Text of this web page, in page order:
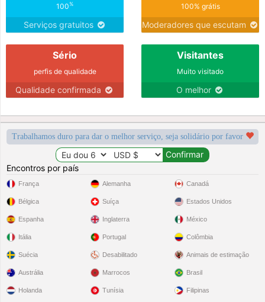
100%
Serviços gratuitos
100% grátis
Moderadores que escutam
Sério
perfis de qualidade
Qualidade confirmada
Visitantes
Muito visitado
O melhor
Trabalhamos duro para dar o melhor serviço, seja solidário por favor
Encontros por país
França
Bélgica
Espanha
Itália
Suécia
Alemanha
Suíça
Inglaterra
Portugal
Desabilitado
Canadá
Estados Unidos
México
Colômbia
Animais de estimação
Austrália
Holanda
Marrocos
Tunísia
Brasil
Filipinas